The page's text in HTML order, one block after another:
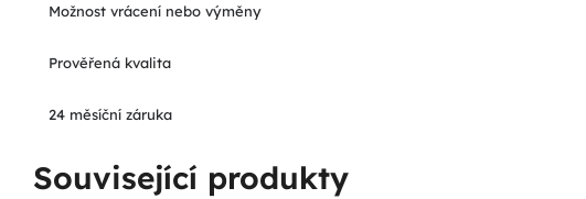
Možnost vrácení nebo výměny
Prověřená kvalita
24 měsíční záruka
Související produkty